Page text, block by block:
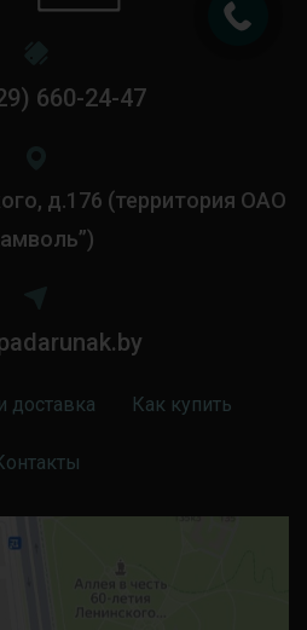
660-24-47
д.176 (территория ОАО
доставка Как купить